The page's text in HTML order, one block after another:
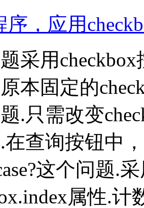
序，应用
采用
本固定的
.只需改变
在查询按钮中
这个问题.
属性.计